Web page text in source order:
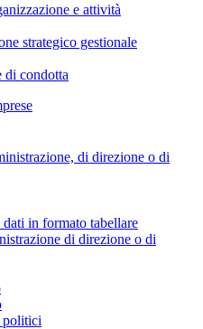
e attività
strategico gestionale
di condotta
di direzione o di
in formato tabellare
di direzione o di
politici